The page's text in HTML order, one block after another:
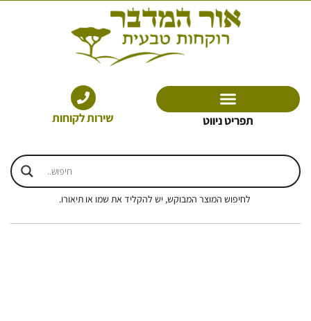
תפריט ניווט שירות לקוחות
לחיפוש המוצר המבוקש, יש להקליד את שמו או תיאורו.